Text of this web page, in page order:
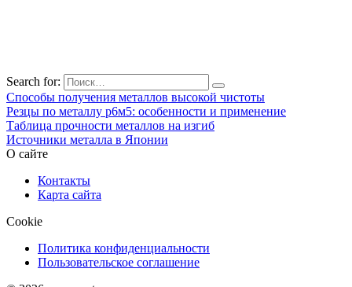
Search for:
Способы получения металлов высокой чистоты
Резцы по металлу р6м5: особенности и применение
Таблица прочности металлов на изгиб
Источники металла в Японии
О сайте
Контакты
Карта сайта
Cookie
Политика конфиденциальности
Пользовательское соглашение